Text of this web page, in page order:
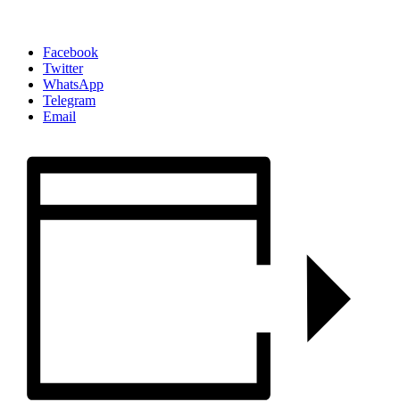
Facebook
Twitter
WhatsApp
Telegram
Email